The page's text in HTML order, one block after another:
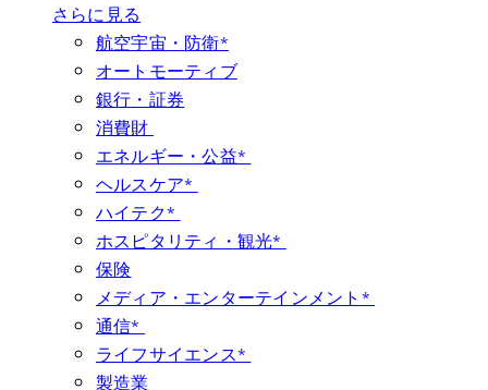
さらに見る
航空宇宙・防衛*
オートモーティブ
銀行・証券
消費財
エネルギー・公益*
ヘルスケア*
ハイテク*
ホスピタリティ・観光*
保険
メディア・エンターテインメント*
通信*
ライフサイエンス*
製造業